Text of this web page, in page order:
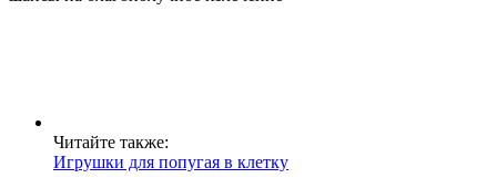
Читайте также:
Игрушки для попугая в клетку